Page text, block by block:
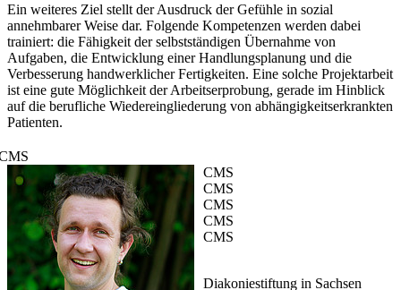
Ein weiteres Ziel stellt der Ausdruck der Gefühle in sozial
annehmbarer Weise dar. Folgende Kompetenzen werden dabei
trainiert: die Fähigkeit der selbstständigen Übernahme von
Aufgaben, die Entwicklung einer Handlungsplanung und die
Verbesserung handwerklicher Fertigkeiten. Eine solche Projektarbeit
ist eine gute Möglichkeit der Arbeitserprobung, gerade im Hinblick
auf die berufliche Wiedereingliederung von abhängigkeitserkrankten
Patienten.
CMS
CMS
CMS
CMS
CMS
Diakoniestiftung in Sachsen